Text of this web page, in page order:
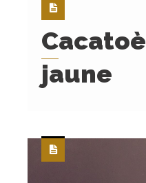
Cacatoès à huppe
jaune